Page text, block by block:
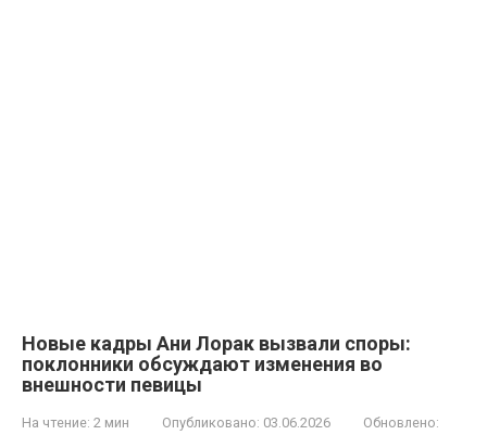
Новые кадры Ани Лорак вызвали споры:
поклонники обсуждают изменения во
внешности певицы
На чтение: 2 мин Опубликовано: 03.06.2026
Обновлено: